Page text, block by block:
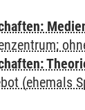
(ehemals